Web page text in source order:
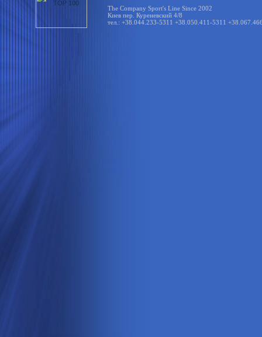
The Company Sport's Line Since 2002
Киев пер. Куреневский 4/8
тел.: +38.044.233-5311 +38.050.411-5311